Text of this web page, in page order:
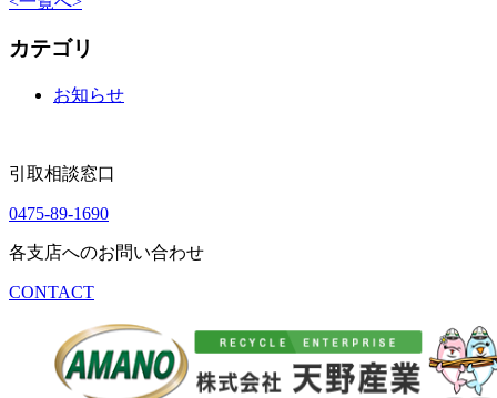
カテゴリ
お知らせ
引取相談窓口
0475-89-1690
各支店へのお問い合わせ
CONTACT